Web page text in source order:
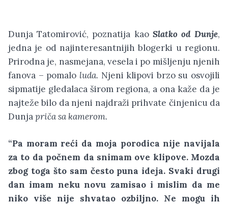
Dunja Tatomirović, poznatija kao Slatko od Dunje,
jedna je od najinteresantnijih blogerki u regionu.
Prirodna je, nasmejana, vesela i po mišljenju njenih
fanova – pomalo luda. Njeni klipovi brzo su osvojili
sipmatije gledalaca širom regiona, a ona kaže da je
najteže bilo da njeni najdraži prihvate činjenicu da
Dunjapriča sa kamerom.
“Pa moram reći da moja porodica nije navijala
za to da počnem da snimam ove klipove. Mozda
zbog toga što sam često puna ideja. Svaki drugi
dan imam neku novu zamisao i mislim da me
niko više nije shvatao ozbiljno. Ne mogu ih